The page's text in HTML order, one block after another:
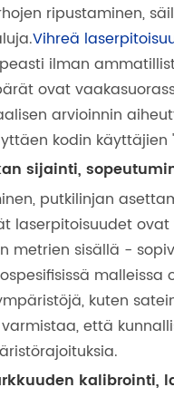
ripustaminen,
Vihreä
ilman
ovat
arvioinnin
kodin käyttäjien
sijainti,
putkilinjan
laserpitoisuudet
metrien sisällä -
kuten
että